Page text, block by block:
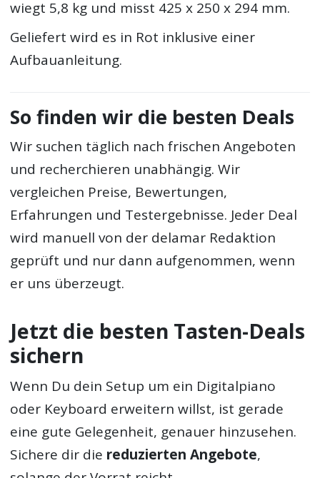
wiegt 5,8 kg und misst 425 x 250 x 294 mm.
Geliefert wird es in Rot inklusive einer
Aufbauanleitung.
So finden wir die besten Deals
Wir suchen täglich nach frischen Angeboten
und recherchieren unabhängig. Wir
vergleichen Preise, Bewertungen,
Erfahrungen und Testergebnisse. Jeder Deal
wird manuell von der delamar Redaktion
geprüft und nur dann aufgenommen, wenn
er uns überzeugt.
Jetzt die besten Tasten-Deals
sichern
Wenn Du dein Setup um ein Digitalpiano
oder Keyboard erweitern willst, ist gerade
eine gute Gelegenheit, genauer hinzusehen.
Sichere dir die reduzierten Angebote,